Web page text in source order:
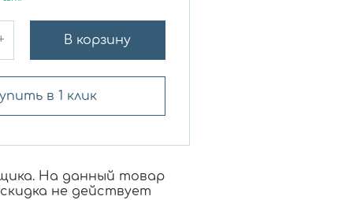
В корзину
в 1 клик
На данный товар
не действует